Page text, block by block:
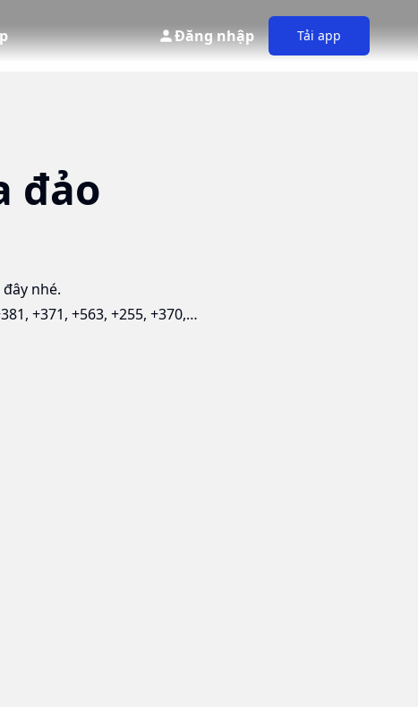
Đăng nhập Tải app
đảo
nhé.
+371, +563, +255, +370,…